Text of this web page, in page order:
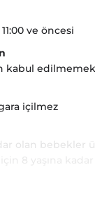
ve öncesi
kabul
içilmez
olan bebekler